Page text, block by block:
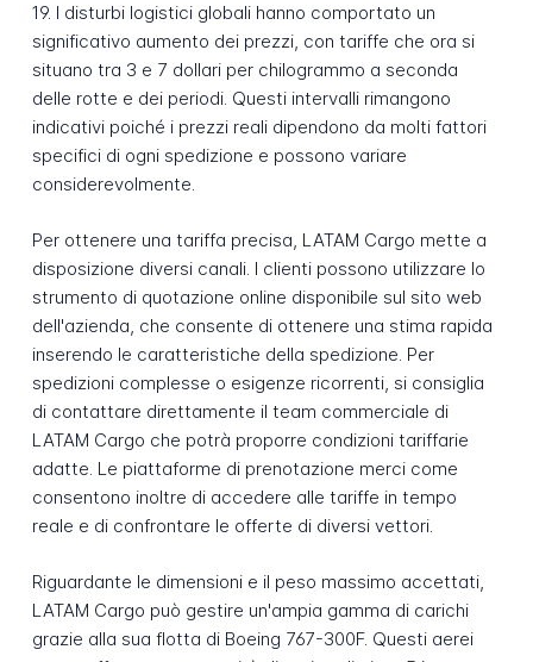
19. I disturbi logistici globali hanno comportato un
significativo aumento dei prezzi, con tariffe che ora si
situano tra 3 e 7 dollari per chilogrammo a seconda
delle rotte e dei periodi. Questi intervalli rimangono
indicativi poiché i prezzi reali dipendono da molti fattori
specifici di ogni spedizione e possono variare
considerevolmente.
Per ottenere una tariffa precisa, LATAM Cargo mette a
disposizione diversi canali. I clienti possono utilizzare lo
strumento di quotazione online disponibile sul sito web
dell'azienda, che consente di ottenere una stima rapida
inserendo le caratteristiche della spedizione. Per
spedizioni complesse o esigenze ricorrenti, si consiglia
di contattare direttamente il team commerciale di
LATAM Cargo che potrà proporre condizioni tariffarie
adatte. Le piattaforme di prenotazione merci come
consentono inoltre di accedere alle tariffe in tempo
reale e di confrontare le offerte di diversi vettori.
Riguardante le dimensioni e il peso massimo accettati,
LATAM Cargo può gestire un'ampia gamma di carichi
grazie alla sua flotta di Boeing 767-300F. Questi aerei